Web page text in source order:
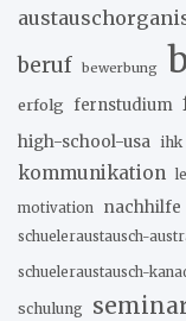
beruf bewerbung
erfolg fernstudium
high-school-usa ihk
kommunikation
motivation nachhilfe
schueleraustausch-
schueleraustausch-
schulung